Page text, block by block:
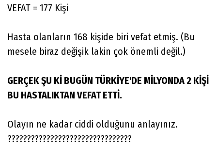
VEFAT = 177 Kişi
Hasta olanların 168 kişide biri vefat etmiş. (Bu
mesele biraz değişik lakin çok önemli değil.)
GERÇEK ŞU Kİ BUGÜN TÜRKİYE'DE MİLYONDA 2 KİŞİ
BU HASTALIKTAN VEFAT ETTİ.
Olayın ne kadar ciddi olduğunu anlayınız.
????????????????????????????????